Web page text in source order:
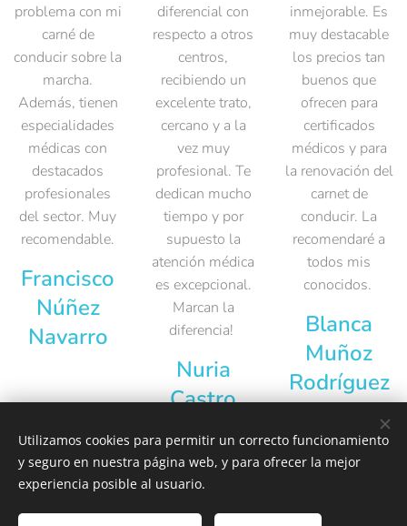
problema con mi
carné de
conducir sobre la
marcha.
Además, tienen
especialidades
médicas con
destacados
profesionales
del sector. Muy
recomendable.
Francisco
Núñez
Navarro
diferencial con
respecto a otros
centros,
recibiendo un
excelente trato,
cercano y a la
vez muy
profesional. Te
dedican mucho
tiempo y por
supuesto la
atención médica
es excepcional.
Marcan la
diferencia!
Nuria
Castro
Cejudo
inmejorable. Es
muy destacable
los precios tan
buenos que
ofrecen para
certificados
médicos y para
la renovación del
carnet de
conducir. La
recomendaré a
todos mis
conocidos.
Blanca
Muñoz
Rodríguez
Política dePrivacidad-Aviso Legal-Uso de Cookies
Utilizamos cookies para permitir un correcto funcionamiento
y seguro en nuestra página web, y para ofrecer la mejor
experiencia posible al usuario.